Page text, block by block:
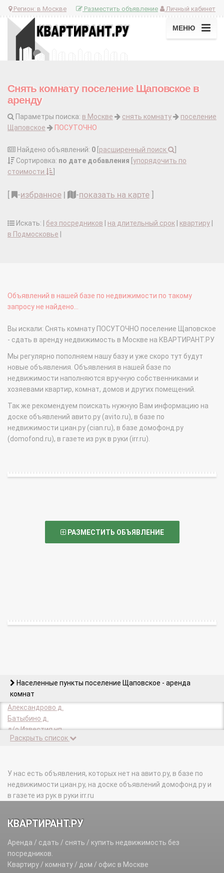
Регион: в Москве Личный кабинет
Разместить объявление
МЕНЮ
Снять комнату поселение Щаповское в
аренду
Параметры поиска: в Москве снять комнату
поселение
Щаповское
ПОСУТОЧНО
Найдено объявлений: 0 расширенный поиск
Сортировка: по дате добавления упорядочить по
стоимости
-избранное | -показать на карте
Искать: | без посредников на длительный срок квартиру
в Подмосковье
Объявлений в нашей базе по недвижимости по такому
запросу не найдено...
Вы искали: Снять комнату ПОСУТОЧНО поселение Щаповское
- сдать в аренду недвижимость в Москве на КВАРТИРАНТ.РУ
Мы регулярно пополняем нашу базу и уже скоро тут будут
новые объявления. Объявления в нашей базе по
недвижимости наполняются вручную собственниками и
хозяевами квартир, комнат, домов и других помещений.
Так же рекомендуем поискать нужную Вам информацию на
доске объявлений авито.ру (avito.ru), в базе по
недвижимости циан.ру (cian.ru), в базе домофонд.ру
(domofond.ru), в газете из рук в руки (irr.ru).
РАЗМЕСТИТЬ ОБЪЯВЛЕНИЕ
Населенные пункты поселение Щаповское - аренда
комнат
Александрово д.
Батыбино д.
д/о Известия нп.
д/о Пахра п.
Иваньково д.
Костишово д.
Кузенево д.
Овечкино д.
Ознобишино с.
Песье д.
Русино д.
Сатино-Русское д.
Раскрыть список
У нас есть объявления, которых нет на авито.ру, в базе по
недвижимости циан.ру, на доске объявлений домофонд.ру и
в газете из рук в руки irr.ru
КВАРТИРАНТ.РУ
Аренда / сдать / снять / купить недвижимость без
посредников.
Квартиру / комнату / дом / офис в Москве